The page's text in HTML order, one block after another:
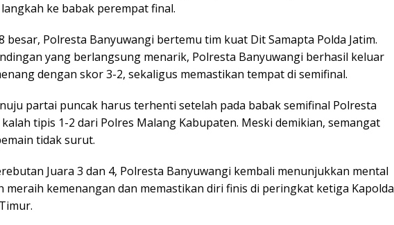
ke babak perempat final.
besar, Polresta Banyuwangi bertemu tim kuat Dit Samapta Polda Jatim.
yang berlangsung menarik, Polresta Banyuwangi berhasil keluar
dengan skor 3-2, sekaligus memastikan tempat di semifinal.
partai puncak harus terhenti setelah pada babak semifinal Polresta
tipis 1-2 dari Polres Malang Kabupaten. Meski demikian, semangat
tidak surut.
Juara 3 dan 4, Polresta Banyuwangi kembali menunjukkan mental
meraih kemenangan dan memastikan diri finis di peringkat ketiga Kapolda